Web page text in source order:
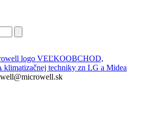
VEĽKOOBCHOD,
techniky zn LG a Midea